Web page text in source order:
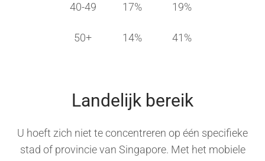
40-49 17% 19%
50+ 14% 41%
Landelijk bereik
U hoeft zich niet te concentreren op één specifieke
stad of provincie van Singapore. Met het mobiele